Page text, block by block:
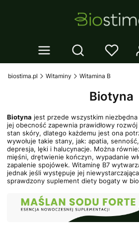
Otwórz
biostima.pl Witaminy Witamina B
Biotyna
Biotyna jest przede wszystkim
jej obecność zapewnia prawidłowy rozwój
stan skóry, dlatego każdemu jest ona
wywołuje takie stany, jak: apatia,
depresja, lęki i halucynacje. Można
mięśni, drętwienie kończyn, wypadanie
zapalenie spojówek. Witaminę B7
jednak jeśli występuje jej
sprawdzony suplement diety bogaty w